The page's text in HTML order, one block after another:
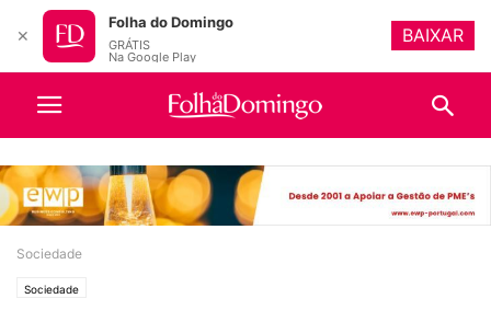
Sociedade
Sociedade
✕
Folha do Domingo
GRÁTIS
Na Google Play
BAIXAR